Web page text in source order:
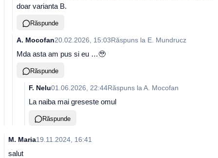
doar varianta B.
Răspunde
A. Mocofan20.02.2026, 15:03Răspuns la E. Mundrucz
Mda asta am pus si eu …🥹
Răspunde
F. Nelu01.06.2026, 22:44Răspuns la A. Mocofan
La naiba mai greseste omul
Răspunde
M. Maria19.11.2024, 16:41
salut